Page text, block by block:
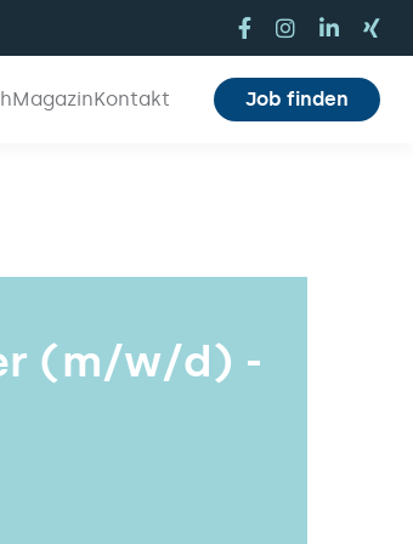
MagazinKontakt Job finden
(m/w/d) -